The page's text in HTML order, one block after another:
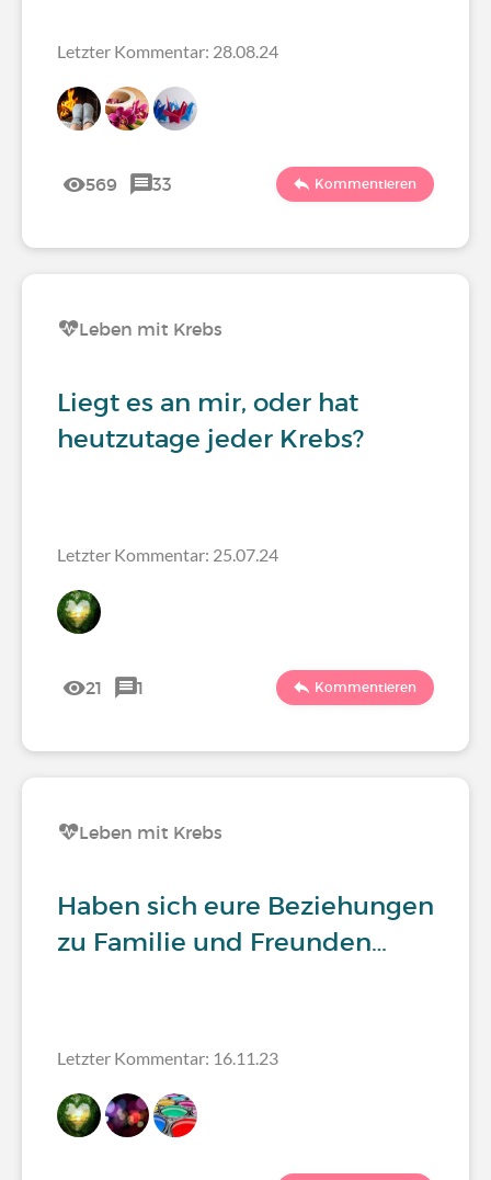
Letzter Kommentar: 28.08.24
569 33 Kommentieren
Leben mit Krebs
Liegt es an mir, oder hat
heutzutage jeder Krebs?
Letzter Kommentar: 25.07.24
21 1 Kommentieren
Leben mit Krebs
Haben sich eure Beziehungen
zu Familie und Freunden…
Letzter Kommentar: 16.11.23